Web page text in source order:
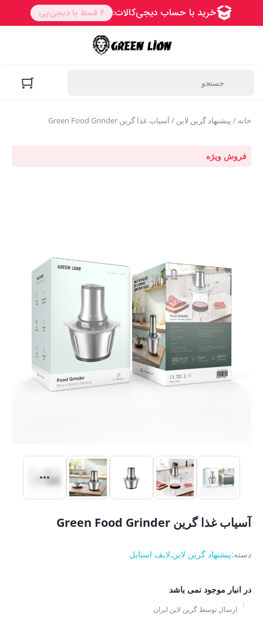
خانه / پیشنهاد گرین لاین / آسیاب غذا گرین Green Food Grinder
فروش ویژه
آسیاب غذا گرین Green Food Grinder
دسته:پیشنهاد گرین لاین,لایف استایل
در انبار موجود نمی باشد
ارسال توسط گرین لاین ایران